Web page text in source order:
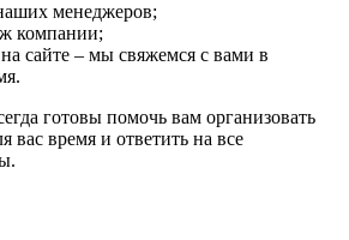
менеджеров;
компании;
сайте – мы свяжемся с вами в
готовы помочь вам организовать
вас время и ответить на все